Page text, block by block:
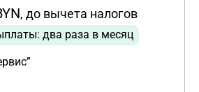
, до вычета налогов
два раза в месяц